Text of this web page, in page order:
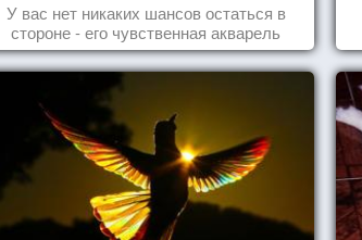
У вас нет никаких шансов остаться в
стороне - его чувственная акварель
покорила жителей всего мира.